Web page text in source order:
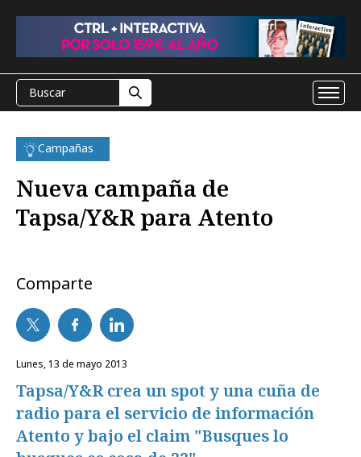
Campañas
Nueva campaña de
Tapsa/Y&R para Atento
Comparte
lunes, 13 de mayo 2013
Tapsa/Y&R crea un spot y una cuña de
radio para el servicio de información
Atento y bajo el claim "Busques lo